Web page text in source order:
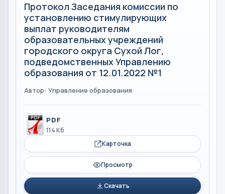
Протокол Заседания комиссии по
установлению стимулирующих
выплат руководителям
образовательных учреждений
городского округа Сухой Лог,
подведомственных Управлению
образования от 12.01.2022 №1
Автор: Управление образования
PDF
114 Кб
Карточка
Просмотр
Скачать